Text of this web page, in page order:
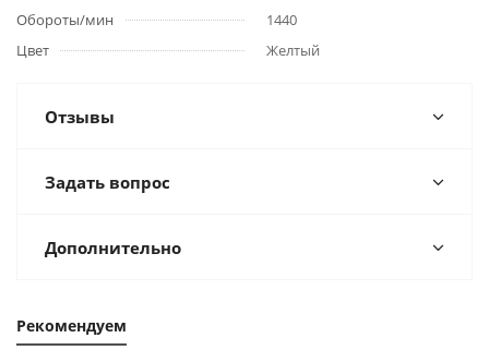
Обороты/мин
1440
Цвет
Желтый
Отзывы
Задать вопрос
Дополнительно
Рекомендуем